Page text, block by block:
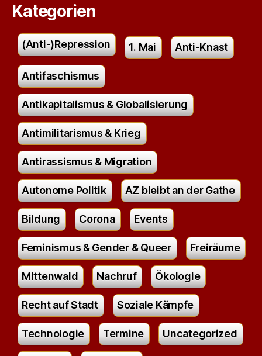
Kategorien
(Anti-)Repression 1. Mai Anti-Knast
Antifaschismus
Antikapitalismus & Globalisierung
Antimilitarismus & Krieg
Antirassismus & Migration
Autonome Politik AZ bleibt an der Gathe
Bildung Corona Events
Feminismus & Gender & Queer Freiräume
Mittenwald Nachruf Ökologie
Recht auf Stadt Soziale Kämpfe
Technologie Termine Uncategorized